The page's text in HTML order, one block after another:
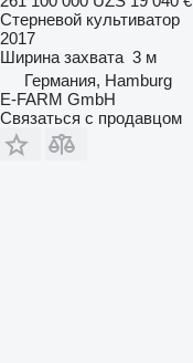
Стерневой культиватор
2017
Ширина захвата 3 м
Германия, Hamburg
E-FARM GmbH
Связаться с продавцом